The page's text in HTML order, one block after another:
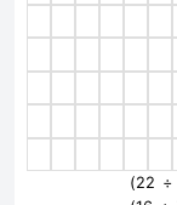
(22 ÷